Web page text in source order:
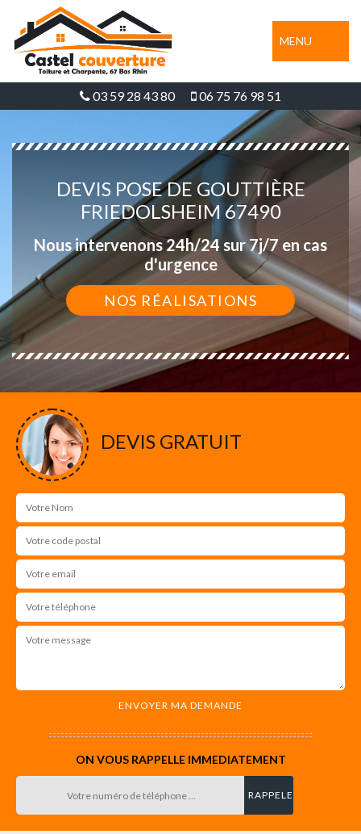
MENU
03 59 28 43 80 06 75 76 98 51
DEVIS POSE DE GOUTTIÈRE
FRIEDOLSHEIM 67490
Nous intervenons 24h/24 sur 7j/7 en cas
d'urgence
NOS RÉALISATIONS
DEVIS GRATUIT
ON VOUS RAPPELLE IMMEDIATEMENT